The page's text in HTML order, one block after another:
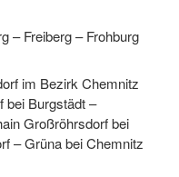
– Freiberg – Frohburg
im Bezirk Chemnitz
bei Burgstädt –
Großröhrsdorf bei
– Grüna bei Chemnitz